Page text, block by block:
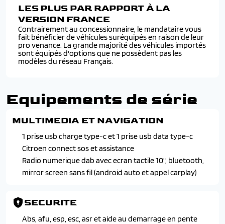
LES PLUS PAR RAPPORT À LA
VERSION FRANCE
Contrairement au concessionnaire, le mandataire vous
fait bénéficier de véhicules suréquipés en raison de leur
pro venance. La grande majorité des véhicules importés
sont équipés d'options que ne possèdent pas les
modèles du réseau Français.
Equipements de série
MULTIMEDIA ET NAVIGATION
1 prise usb charge type-c et 1 prise usb data type-c
Citroen connect sos et assistance
Radio numerique dab avec ecran tactile 10", bluetooth,
mirror screen sans fil (android auto et appel carplay)
SECURITE
Abs, afu, esp, esc, asr et aide au demarrage en pente